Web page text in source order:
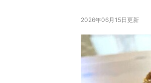
2026年06月15日更新